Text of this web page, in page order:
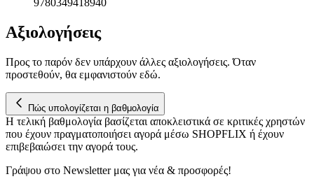
9780349418940
Αξιολογήσεις
Προς το παρόν δεν υπάρχουν άλλες αξιολογήσεις. Όταν
προστεθούν, θα εμφανιστούν εδώ.
Πώς υπολογίζεται η βαθμολογία
Η τελική βαθμολογία βασίζεται αποκλειστικά σε κριτικές χρηστών
που έχουν πραγματοποιήσει αγορά μέσω SHOPFLIX ή έχουν
επιβεβαιώσει την αγορά τους.
Γράψου στο Νewsletter μας για νέα & προσφορές!